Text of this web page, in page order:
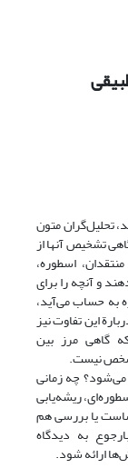
تحلیل‌گران متون
تشخیص آنها از
اسطوره،
و آنچه را برای
به حساب می‌آید،
این تفاوت نیز
گاهی مرز بین
نیست.
چه زمانی
ریشه‌یابی
یا بررسی هم
به دیدگاه
ارائه شود.